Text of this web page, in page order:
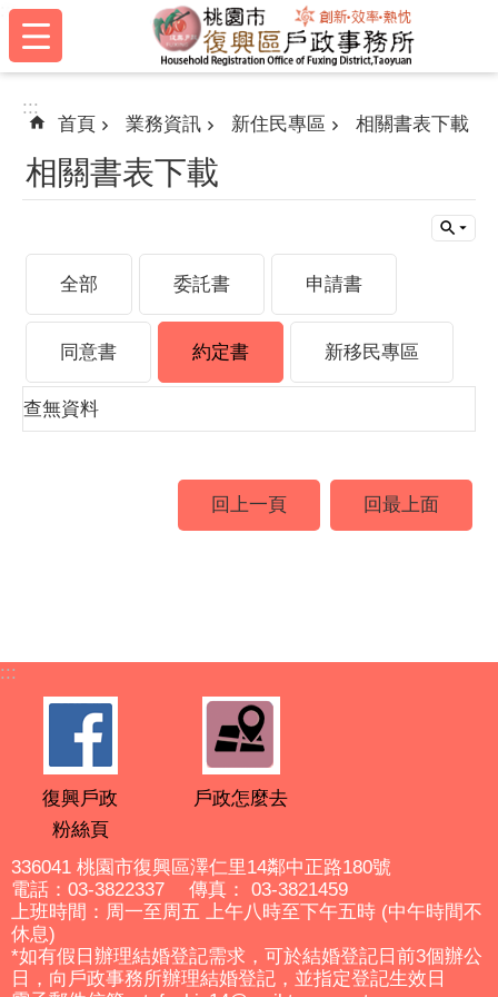
跳到主要內容區塊
:::
:::
首頁 業務資訊 新住民專區 相關書表下載
相關書表下載
全部 委託書 申請書
同意書 約定書 新移民專區
查無資料
回上一頁 回最上面
:::
復興戶政
粉絲頁
戶政怎麼去
336041 桃園市復興區澤仁里14鄰中正路180號
電話：03-3822337 傳真： 03-3821459
上班時間：周一至周五 上午八時至下午五時 (中午時間不
休息)
*如有假日辦理結婚登記需求，可於結婚登記日前3個辦公
日，向戶政事務所辦理結婚登記，並指定登記生效日